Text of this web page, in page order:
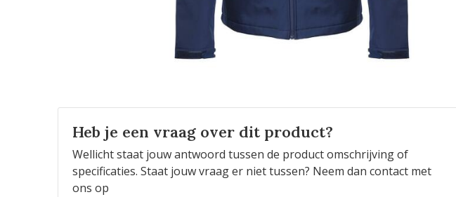
Heb je een vraag over dit product?
Wellicht staat jouw antwoord tussen de product omschrijving of
specificaties. Staat jouw vraag er niet tussen? Neem dan contact met
ons op